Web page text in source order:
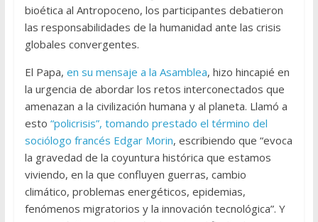
bioética al Antropoceno, los participantes debatieron
las responsabilidades de la humanidad ante las crisis
globales convergentes.
El Papa, en su mensaje a la Asamblea, hizo hincapié en
la urgencia de abordar los retos interconectados que
amenazan a la civilización humana y al planeta. Llamó a
esto “policrisis”, tomando prestado el término del
sociólogo francés Edgar Morin, escribiendo que “evoca
la gravedad de la coyuntura histórica que estamos
viviendo, en la que confluyen guerras, cambio
climático, problemas energéticos, epidemias,
fenómenos migratorios y la innovación tecnológica”. Y